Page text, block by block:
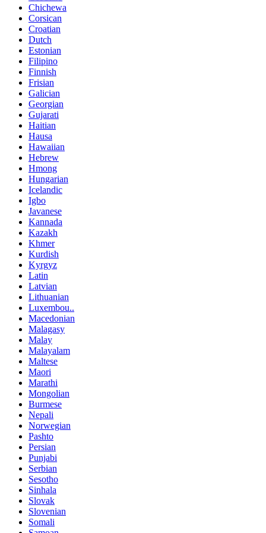
Chichewa
Corsican
Croatian
Dutch
Estonian
Filipino
Finnish
Frisian
Galician
Georgian
Gujarati
Haitian
Hausa
Hawaiian
Hebrew
Hmong
Hungarian
Icelandic
Igbo
Javanese
Kannada
Kazakh
Khmer
Kurdish
Kyrgyz
Latin
Latvian
Lithuanian
Luxembou..
Macedonian
Malagasy
Malay
Malayalam
Maltese
Maori
Marathi
Mongolian
Burmese
Nepali
Norwegian
Pashto
Persian
Punjabi
Serbian
Sesotho
Sinhala
Slovak
Slovenian
Somali